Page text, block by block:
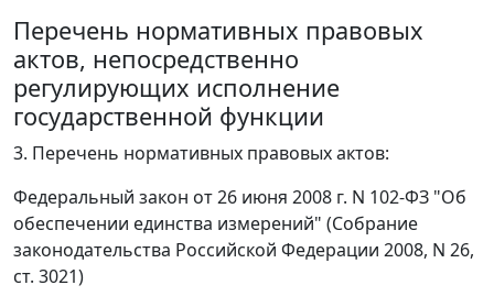
Перечень нормативных правовых
актов, непосредственно
регулирующих исполнение
государственной функции
3. Перечень нормативных правовых актов:
Федеральный закон от 26 июня 2008 г. N 102-ФЗ "Об
обеспечении единства измерений" (Собрание
законодательства Российской Федерации 2008, N 26,
ст. 3021)